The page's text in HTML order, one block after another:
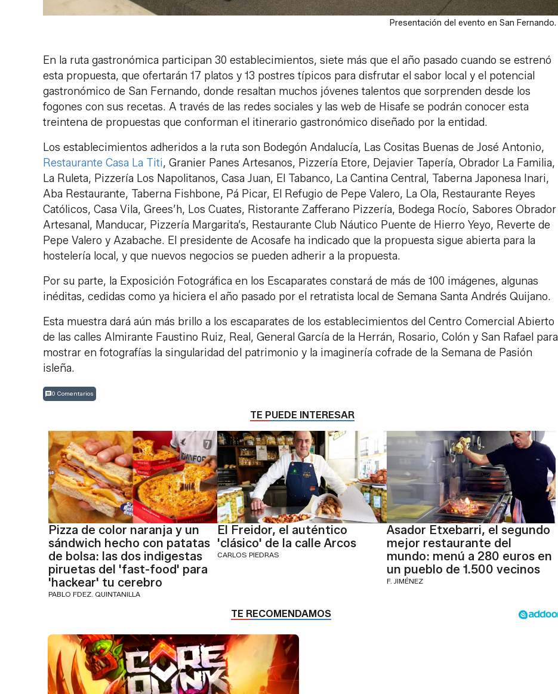
Presentación del evento en San Fernando.
En la ruta gastronómica participan 30 establecimientos, siete más que el año pasado cuando se estrenó
esta propuesta, que ofertarán 17 platos y 13 postres típicos para disfrutar el sabor local y el potencial
gastronómico de San Fernando, donde resaltan muchos jóvenes talentos que sorprenden desde los
fogones con sus recetas. A través de las redes sociales y las web de Hisafe se podrán conocer esta
treintena de propuestas que conforman el itinerario gastronómico diseñado por la entidad.
Los establecimientos adheridos a la ruta son Bodegón Andalucía, Las Cositas Buenas de José Antonio,
Restaurante Casa La Titi, Granier Panes Artesanos, Pizzería Etore, Dejavier Tapería, Obrador La Familia,
La Ruleta, Pizzería Los Napolitanos, Casa Juan, El Tabanco, La Cantina Central, Taberna Japonesa Inari,
Aba Restaurante, Taberna Fishbone, Pá Picar, El Refugio de Pepe Valero, La Ola, Restaurante Reyes
Católicos, Casa Vila, Grees’h, Los Cuates, Ristorante Zafferano Pizzería, Bodega Rocío, Sabores Obrador
Artesanal, Manducar, Pizzería Margarita’s, Restaurante Club Náutico Puente de Hierro Yeyo, Reverte de
Pepe Valero y Azabache. El presidente de Acosafe ha indicado que la propuesta sigue abierta para la
hostelería local, y que nuevos negocios se pueden adherir a la propuesta.
Por su parte, la Exposición Fotográfica en los Escaparates constará de más de 100 imágenes, algunas
inéditas, cedidas como ya hiciera el año pasado por el retratista local de Semana Santa Andrés Quijano.
Esta muestra dará aún más brillo a los escaparates de los establecimientos del Centro Comercial Abierto
de las calles Almirante Faustino Ruiz, Real, General García de la Herrán, Rosario, Colón y San Rafael para
mostrar en fotografías la singularidad del patrimonio y la imaginería cofrade de la Semana de Pasión
isleña.
0 Comentarios
TE PUEDE INTERESAR
Pizza de color naranja y un
sándwich hecho con patatas
de bolsa: las dos indigestas
piruetas del 'fast-food' para
'hackear' tu cerebro
PABLO FDEZ. QUINTANILLA
El Freidor, el auténtico
'clásico' de la calle Arcos
CARLOS PIEDRAS
Asador Etxebarri, el segundo
mejor restaurante del
mundo: menú a 280 euros en
un pueblo de 1.500 vecinos
F. JIMÉNEZ